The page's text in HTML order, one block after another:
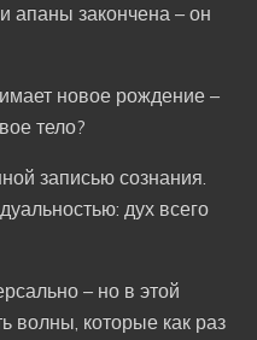
апаны закончена – он
новое рождение –
тело?
записью сознания.
дух всего
– но в этой
волны, которые как раз